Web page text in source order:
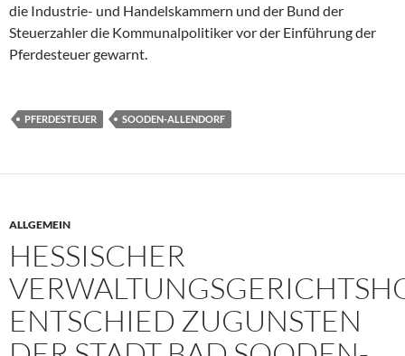
die Industrie- und Handelskammern und der Bund der
Steuerzahler die Kommunalpolitiker vor der Einführung der
Pferdesteuer gewarnt.
PFERDESTEUER SOODEN-ALLENDORF
ALLGEMEIN
HESSISCHER
ENTSCHIED ZUGUNSTEN